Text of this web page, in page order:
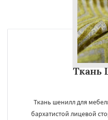
Ткань
Ткань шенилл для
бархатистой лицевой